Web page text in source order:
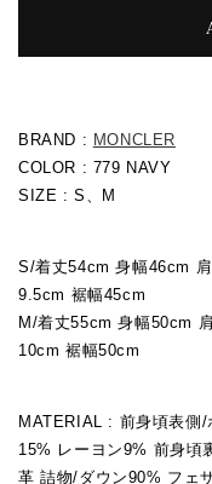
BRAND : MONCLER
COLOR : 779 NAVY
SIZE : S、M
S/着丈54cm 身幅46cm
9.5cm 裾幅45cm
M/着丈55cm 身幅50cm
10cm 裾幅50cm
MATERIAL : 前身頃表側
15% レーヨン9% 前身頃
革 詰物/ダウン90% フェ